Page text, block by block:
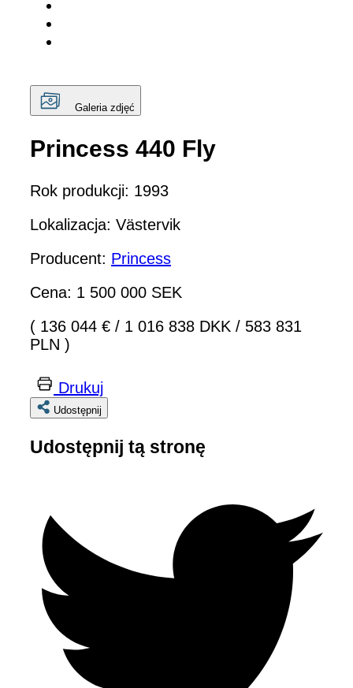
Galeria zdjęć
Princess 440 Fly
Rok produkcji: 1993
Lokalizacja: Västervik
Producent: Princess
Cena: 1 500 000 SEK
( 136 044 € / 1 016 838 DKK / 583 831
PLN )
Drukuj
Udostępnij
Udostępnij tą stronę